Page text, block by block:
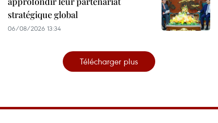
stratégique global
06/08/2026 13:34
Télécharger plus